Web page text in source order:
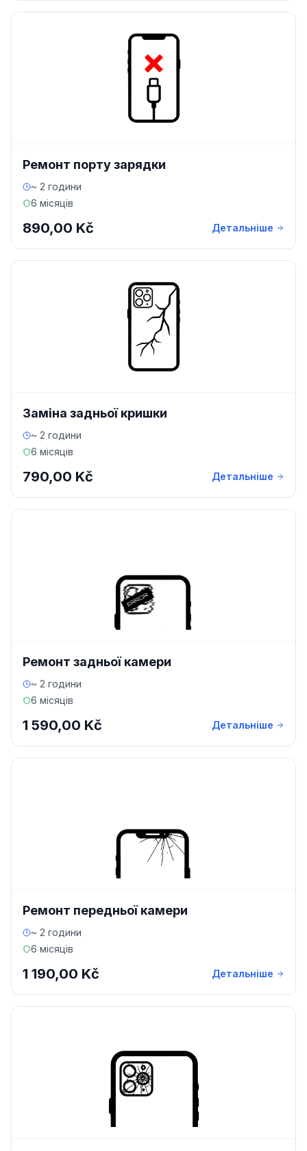
Ремонт порту зарядки
~ 2 години
6 місяців
890,00 Kč Детальніше
Заміна задньої кришки
~ 2 години
6 місяців
790,00 Kč Детальніше
Ремонт задньої камери
~ 2 години
6 місяців
1 590,00 Kč Детальніше
Ремонт передньої камери
~ 2 години
6 місяців
1 190,00 Kč Детальніше